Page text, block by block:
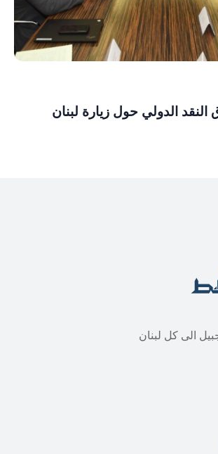
النقد الدولي حول زيارة لبنان
الى كل لبنان